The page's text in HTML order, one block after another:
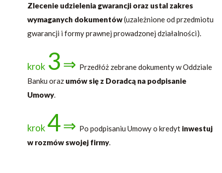
Zlecenie udzielenia gwarancji oraz ustal zakres
wymaganych dokumentów(uzależnione od przedmiotu
gwarancji i formy prawnej prowadzonej działalności).
krok 3⇒ Przedłóż zebrane dokumenty w Oddziale
Banku oraz umów się z Doradcą na podpisanie
Umowy.
krok 4⇒ Po podpisaniu Umowy o kredyt inwestuj
w rozmów swojej firmy.